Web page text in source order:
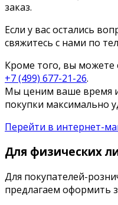
заказ.
Если у вас остались
свяжитесь с нами по
Кроме того, вы можете
+7 (499) 677-21-26.
Мы ценим ваше время и
покупки максимально
Перейти в интернет-
Для физических
Для покупателей-
предлагаем оформить